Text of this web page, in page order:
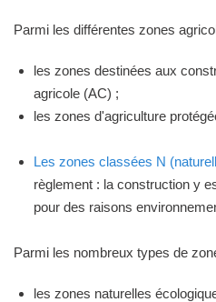
Parmi les différentes zones
les zones destinées aux
agricole (AC) ;
les zones d'agriculture
Les zones classées N
règlement : la construction y
pour des raisons
Parmi les nombreux types de
les zones naturelles